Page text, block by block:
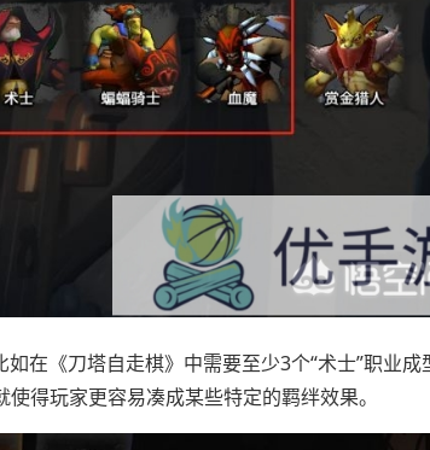
在《刀塔自走棋》中需要至少3个“术士”职业成
得玩家更容易凑成某些特定的羁绊效果。